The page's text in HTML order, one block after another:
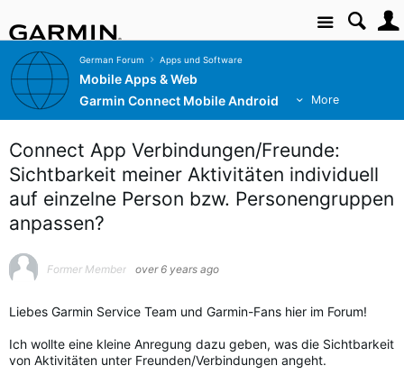
Site
German Forum Apps und Software
Mobile Apps & Web
Garmin Connect Mobile Android
More
Connect App Verbindungen/Freunde:
Sichtbarkeit meiner Aktivitäten individuell
auf einzelne Person bzw. Personengruppen
anpassen?
Former Member over 6 years ago
Liebes Garmin Service Team und Garmin-Fans hier im Forum!
Ich wollte eine kleine Anregung dazu geben, was die Sichtbarkeit
von Aktivitäten unter Freunden/Verbindungen angeht.